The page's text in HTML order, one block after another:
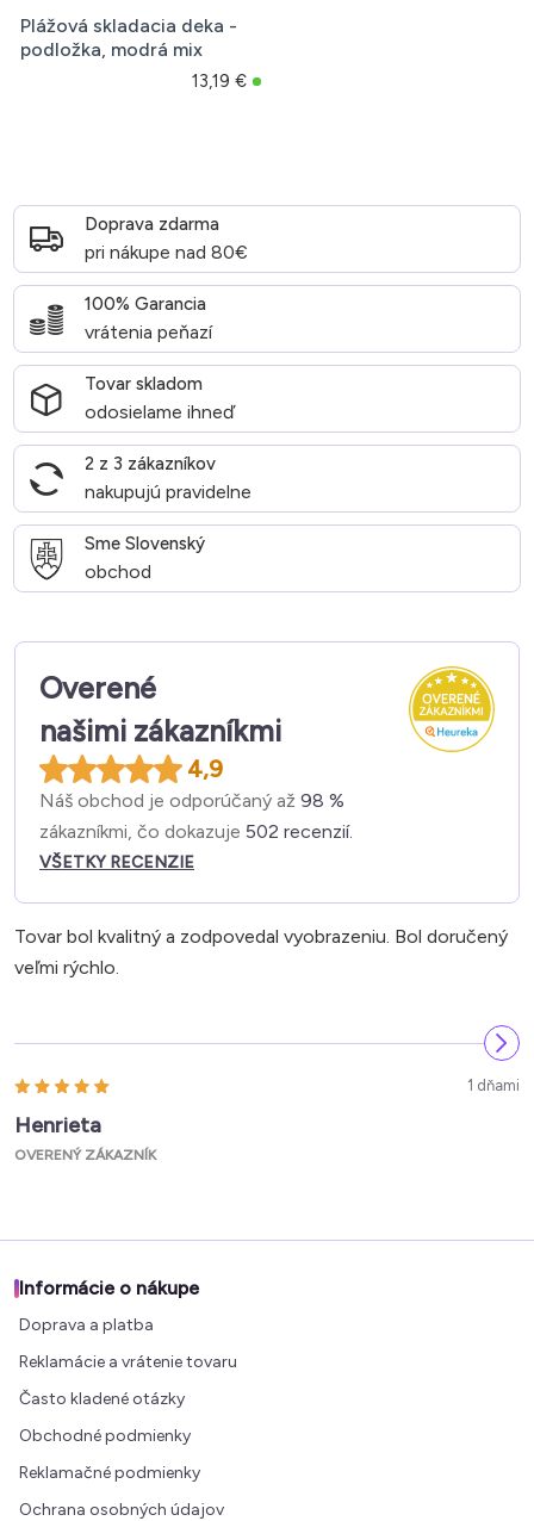
Plážová skladacia deka -
podložka, modrá mix
13,19 €
Doprava zdarma
pri nákupe nad 80€
100% Garancia
vrátenia peňazí
Tovar skladom
odosielame ihneď
2 z 3 zákazníkov
nakupujú pravidelne
Sme Slovenský
obchod
Overené
našimi zákazníkmi
4,9
Náš obchod je odporúčaný až 98 %
zákazníkmi, čo dokazuje 502 recenzií.
VŠETKY RECENZIE
Tovar bol kvalitný a zodpovedal vyobrazeniu. Bol doručený
veľmi rýchlo.
1 dňami
Henrieta
OVERENÝ ZÁKAZNÍK
Informácie o nákupe
Doprava a platba
Reklamácie a vrátenie tovaru
Často kladené otázky
Obchodné podmienky
Reklamačné podmienky
Ochrana osobných údajov